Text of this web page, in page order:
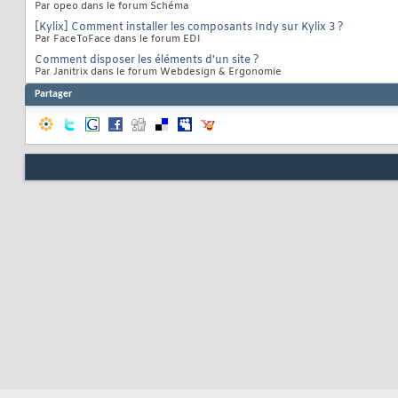
Par opeo dans le forum Schéma
[Kylix] Comment installer les composants Indy sur Kylix 3 ?
Par FaceToFace dans le forum EDI
Comment disposer les éléments d'un site ?
Par Janitrix dans le forum Webdesign & Ergonomie
Partager